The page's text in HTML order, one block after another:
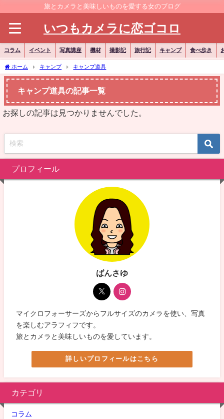
旅とカメラと美味しいものを愛する女のブログ
いつもカメラに恋ゴコロ
コラム イベント 写真講座 機材 撮影記 旅行記 キャンプ 食べ歩き
ホーム キャンプ キャンプ道具
キャンプ道具の記事一覧
お探しの記事は見つかりませんでした。
プロフィール
ばんさゆ
マイクロフォーサーズからフルサイズのカメラを使い、写真
を楽しむアラフィフです。
旅とカメラと美味しいものを愛しています。
詳しいプロフィールはこちら
カテゴリ
コラム